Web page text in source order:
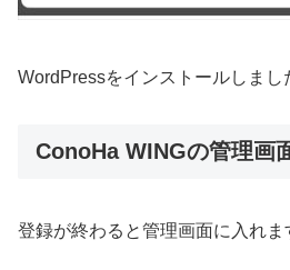
WordPressをインストールしまし
ConoHa WINGの管理画
登録が終わると管理画面に入れま